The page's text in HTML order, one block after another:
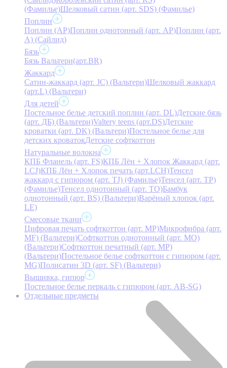
(Фамилье)Шелковый сатин (арт. SDS) (Фамилье)
Поплин
Поплин (AP)Поплин однотонный (арт. AP)Поплин (арт.
А) (Сайлид)
Бязь
Бязь Вальтери(арт.BR)
Жаккард
Сатин-жаккард (арт. JC) (Вальтери)Шелковый жаккард
(арт.L) (Вальтери)
Для детей
Постельное белье детский поплин (арт. DL)Детские бязь
(арт. ДБ) (Вальтери)Valtery teens (арт.DS)Детские
кроватки (арт. DK) (Вальтери)Постельное белье для
детских кроватокДетские софткоттон
Натуральные волокна
КПБ Фланель (арт. FS)КПБ Лён + Хлопок Жаккард (арт.
LCJ)КПБ Лён + Хлопок печать (арт.LCH)Тенсел
жаккард с гипюром (арт. TJ) (Фамилье)Тенсел (арт. ТР)
(Фамилье)Тенсел однотонный (арт. TO)Бамбук
однотонный (арт. BS) (Вальтери)Варёный хлопок (арт.
LE)
Смесовые ткани
Цифровая печать софткоттон (арт. MP)Микрофибра (арт.
MF) (Вальтери)Софткоттон однотонный (арт. MO)
(Вальтери)Софткоттон печатный (арт. MР)
(Вальтери)Постельное белье софткоттон с гипюром (арт.
MG)Полисатин 3D (арт. SF) (Вальтери)
Вышивка, гипюр
Постельное белье перкаль с гипюром (арт. AB-SG)
Отдельные предметы